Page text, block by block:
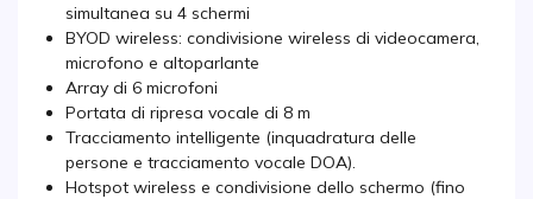
simultanea su 4 schermi
BYOD wireless: condivisione wireless di videocamera,
microfono e altoparlante
Array di 6 microfoni
Portata di ripresa vocale di 8 m
Tracciamento intelligente (inquadratura delle
persone e tracciamento vocale DOA).
Hotspot wireless e condivisione dello schermo (fino